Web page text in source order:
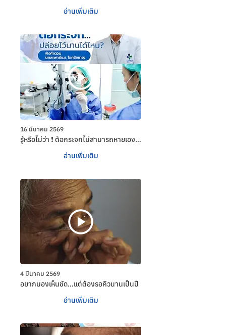
ลำบาก สู่การตัดสินใจเข้ารับการตรวจและ
อ่านเพิ่มเติม
16 มีนาคม 2569
รู้หรือไม่ว่า ❗ ต้อกระจกไม่สามารถหายเอง
ได้ ❗ หากปล่อยไว้นาน การมองเห็นอาจแย่
อ่านเพิ่มเติม
4 มีนาคม 2569
อยากมองเห็นชัด…แต่ต้องรอคิวนานเป็นปี
อ่านเพิ่มเติม